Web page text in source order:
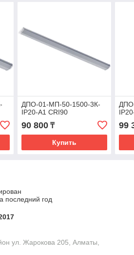
ДПО-01-МП-50-1500-3К-
IP20-А1 CRI90
90 800₸
Купить
99
последний год
ул. Жарокова 205, Алматы,